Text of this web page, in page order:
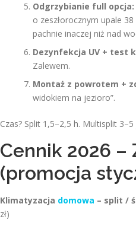
Odgrzybianie full
o zeszłorocznym upale
pachnie inaczej niż nad
Dezynfekcja UV + test
Zalewem.
Montaż z powrotem +
widokiem na jezioro”.
Czas? Split 1,5–2,5 h. Multisplit
Cennik 2026 –
(promocja
Klimatyzacja domowa – split /
zł)